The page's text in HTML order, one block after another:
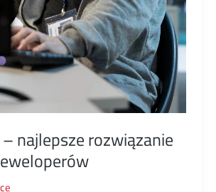
– najlepsze rozwiązanie